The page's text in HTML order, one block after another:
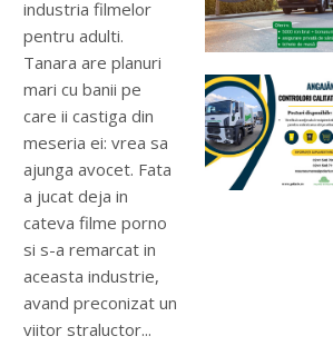
industria filmelor
pentru adulti.
Tanara are planuri
mari cu banii pe
care ii castiga din
meseria ei: vrea sa
ajunga avocet. Fata
a jucat deja in
cateva filme porno
si s-a remarcat in
aceasta industrie,
avand preconizat un
viitor straluctor...